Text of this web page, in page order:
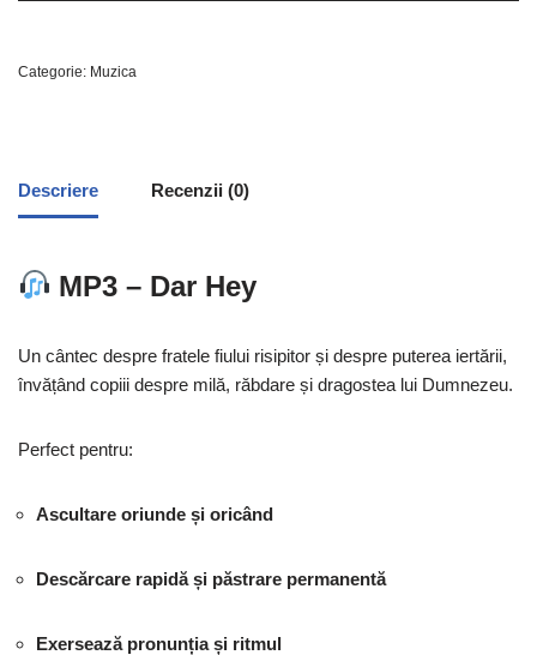
Categorie: Muzica
Descriere Recenzii (0)
MP3 – Dar Hey
Un cântec despre fratele fiului risipitor și despre puterea iertării,
învățând copiii despre milă, răbdare și dragostea lui Dumnezeu.
Perfect pentru:
Ascultare oriunde și oricând
Descărcare rapidă și păstrare permanentă
Exersează pronunția și ritmul